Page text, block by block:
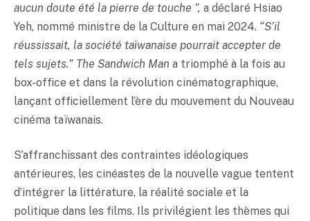
aucun doute été la pierre de touche ”, a déclaré Hsiao
Yeh, nommé ministre de la Culture en mai 2024. “S’il
réussissait, la société taïwanaise pourrait accepter de
tels sujets.” The Sandwich Man a triomphé à la fois au
box-office et dans la révolution cinématographique,
lançant officiellement l’ère du mouvement du Nouveau
cinéma taïwanais.
S’affranchissant des contraintes idéologiques
antérieures, les cinéastes de la nouvelle vague tentent
d’intégrer la littérature, la réalité sociale et la
politique dans les films. Ils privilégient les thèmes qui